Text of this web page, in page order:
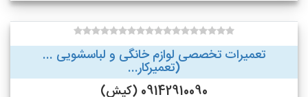
تعمیرات تخصصی لوازم خانگی و لباسشویی ...
(تعمیرکار...
09142910090 (کیش)